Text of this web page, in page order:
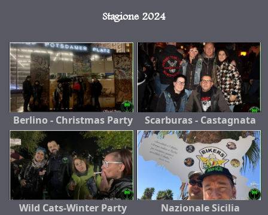
Stagione 2024
Berlino - Christmas Party Scarburas - Castagnata
Wild Cats-Winter Party Nazionale Sicilia